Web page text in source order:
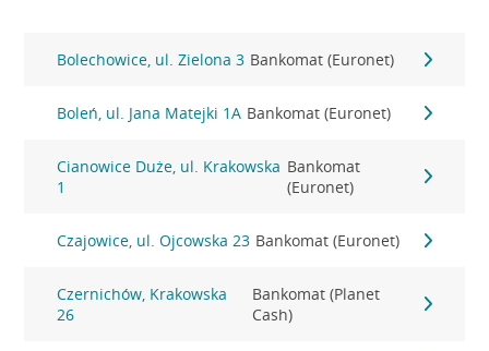
Bolechowice, ul. Zielona 3 Bankomat (Euronet)
Boleń, ul. Jana Matejki 1A Bankomat (Euronet)
Cianowice Duże, ul. Krakowska
1
Bankomat
(Euronet)
Czajowice, ul. Ojcowska 23 Bankomat (Euronet)
Czernichów, Krakowska
26
Bankomat (Planet
Cash)